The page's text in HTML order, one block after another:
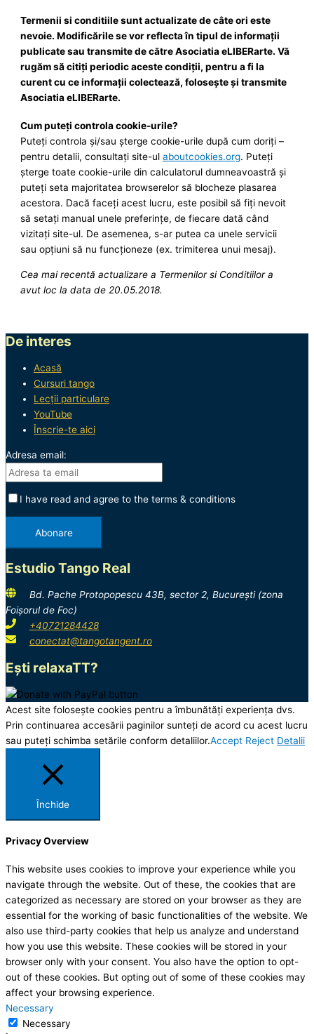
Termenii si conditiile sunt actualizate de câte ori este
nevoie. Modificările se vor reflecta în tipul de informaţii
publicate sau transmite de către Asociatia eLIBERarte. Vă
rugăm să citiţi periodic aceste condiţii, pentru a fi la
curent cu ce informaţii colectează, foloseşte şi transmite
Asociatia eLIBERarte.
Cum puteţi controla cookie-urile?
Puteţi controla şi/sau şterge cookie-urile după cum doriţi –
pentru detalii, consultaţi site-ulaboutcookies.org. Puteți
șterge toate cookie-urile din calculatorul dumneavoastră și
puteți seta majoritatea browserelor să blocheze plasarea
acestora. Dacă faceţi acest lucru, este posibil să fiţi nevoit
să setaţi manual unele preferinţe, de fiecare dată când
vizitaţi site-ul. De asemenea, s-ar putea ca unele servicii
sau opţiuni să nu funcţioneze (ex. trimiterea unui mesaj).
Cea mai recentă actualizare a Termenilor si Conditiilor a
avut loc la data de 20.05.2018.
De interes
Acasă
Cursuri tango
Lecții particulare
YouTube
Înscrie-te aici
Adresa email:
I have read and agree to the terms & conditions
Estudio Tango Real
Bd. Pache Protopopescu 43B, sector 2, București (zona
Foișorul de Foc)
+40721284428
conectat@tangotangent.ro
Ești relaxaTT?
Acest site folosește cookies pentru a îmbunătăți experiența dvs.
Prin continuarea accesării paginilor sunteți de acord cu acest lucru
sau puteți schimba setările conform detaliilor.Accept Reject Detalii
Închide
Privacy Overview
This website uses cookies to improve your experience while you
navigate through the website. Out of these, the cookies that are
categorized as necessary are stored on your browser as they are
essential for the working of basic functionalities of the website. We
also use third-party cookies that help us analyze and understand
how you use this website. These cookies will be stored in your
browser only with your consent. You also have the option to opt-
out of these cookies. But opting out of some of these cookies may
affect your browsing experience.
Necessary
Necessary